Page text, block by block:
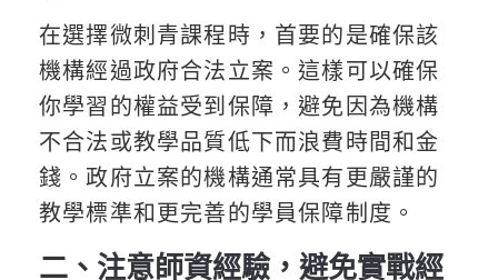
在選擇微刺青課程時，首要的是確保該
機構經過政府合法立案。這樣可以確保
你學習的權益受到保障，避免因為機構
不合法或教學品質低下而浪費時間和金
錢。政府立案的機構通常具有更嚴謹的
教學標準和更完善的學員保障制度。
二、注意師資經驗，避免實戰經